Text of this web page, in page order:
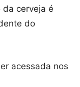
da cerveja é
do
acessada nos